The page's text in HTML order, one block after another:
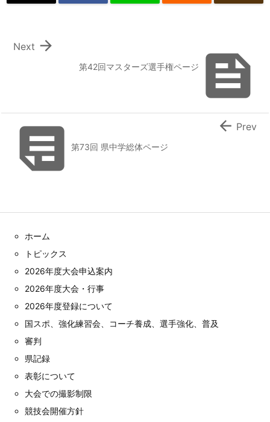

第42回マスターズ選手権ページ

Next
第73回 県中学総体ページ
 Prev
ホーム
トピックス
2026年度大会申込案内
2026年度大会・行事
2026年度登録について
国スポ、強化練習会、コーチ養成、選手強化、普及
審判
県記録
表彰について
大会での撮影制限
競技会開催方針